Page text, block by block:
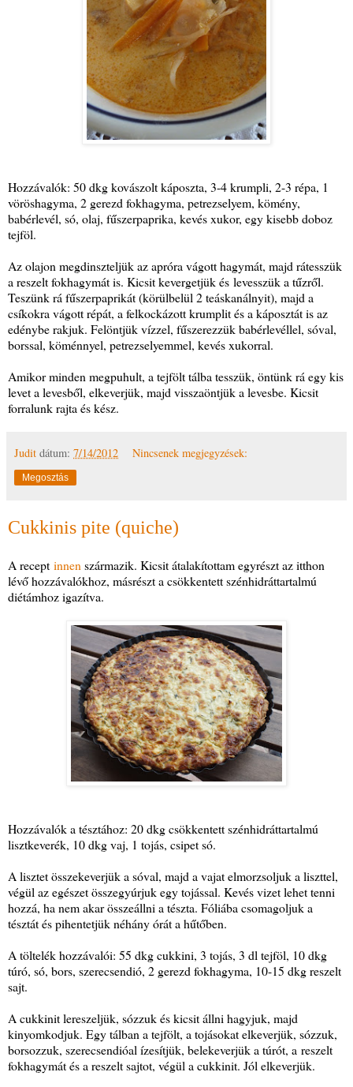
Hozzávalók: 50 dkg kovászolt káposzta, 3-4 krumpli, 2-3 répa, 1
vöröshagyma, 2 gerezd fokhagyma, petrezselyem, kömény,
babérlevél, só, olaj, fűszerpaprika, kevés xukor, egy kisebb doboz
tejföl.
Az olajon megdinszteljük az apróra vágott hagymát, majd rátesszük
a reszelt fokhagymát is. Kicsit kevergetjük és levesszük a tűzről.
Teszünk rá fűszerpaprikát (körülbelül 2 teáskanálnyit), majd a
csíkokra vágott répát, a felkockázott krumplit és a káposztát is az
edénybe rakjuk. Felöntjük vízzel, fűszerezzük babérlevéllel, sóval,
borssal, köménnyel, petrezselyemmel, kevés xukorral.
Amikor minden megpuhult, a tejfölt tálba tesszük, öntünk rá egy kis
levet a levesből, elkeverjük, majd visszaöntjük a levesbe. Kicsit
forralunk rajta és kész.
Judit dátum: 7/14/2012 Nincsenek megjegyzések:
Megosztás
Cukkinis pite (quiche)
A recept innen származik. Kicsit átalakítottam egyrészt az itthon
lévő hozzávalókhoz, másrészt a csökkentett szénhidráttartalmú
diétámhoz igazítva.
Hozzávalók a tésztához: 20 dkg csökkentett szénhidráttartalmú
lisztkeverék, 10 dkg vaj, 1 tojás, csipet só.
A lisztet összekeverjük a sóval, majd a vajat elmorzsoljuk a liszttel,
végül az egészet összegyúrjuk egy tojással. Kevés vizet lehet tenni
hozzá, ha nem akar összeállni a tészta. Fóliába csomagoljuk a
tésztát és pihentetjük néhány órát a hűtőben.
A töltelék hozzávalói: 55 dkg cukkini, 3 tojás, 3 dl tejföl, 10 dkg
túró, só, bors, szerecsendió, 2 gerezd fokhagyma, 10-15 dkg reszelt
sajt.
A cukkinit lereszeljük, sózzuk és kicsit állni hagyjuk, majd
kinyomkodjuk. Egy tálban a tejfölt, a tojásokat elkeverjük, sózzuk,
borsozzuk, szerecsendióal ízesítjük, belekeverjük a túrót, a reszelt
fokhagymát és a reszelt sajtot, végül a cukkinit. Jól elkeverjük.